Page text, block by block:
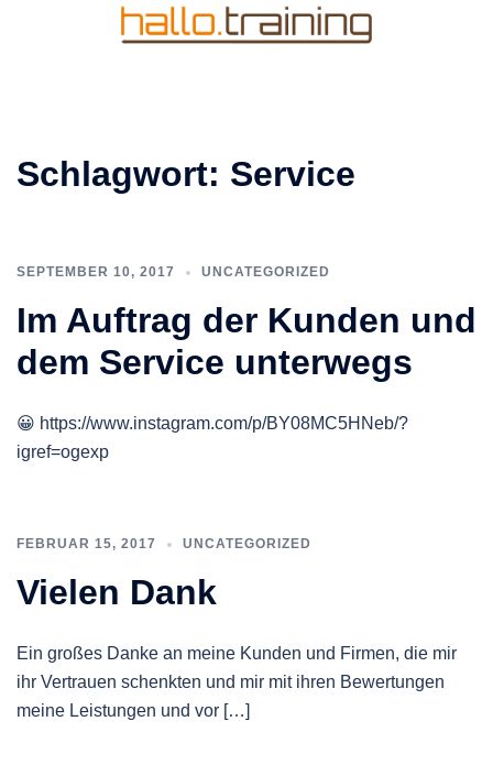
Schlagwort: Service
SEPTEMBER 10, 2017 UNCATEGORIZED
Im Auftrag der Kunden und
dem Service unterwegs
😀 https://www.instagram.com/p/BY08MC5HNeb/?
igref=ogexp
FEBRUAR 15, 2017 UNCATEGORIZED
Vielen Dank
Ein großes Danke an meine Kunden und Firmen, die mir
ihr Vertrauen schenkten und mir mit ihren Bewertungen
meine Leistungen und vor […]